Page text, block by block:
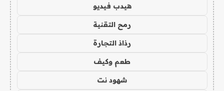
هيدب فيديو
رمح التقنية
رذاذ التجارة
طعم وكيف
شهود نت